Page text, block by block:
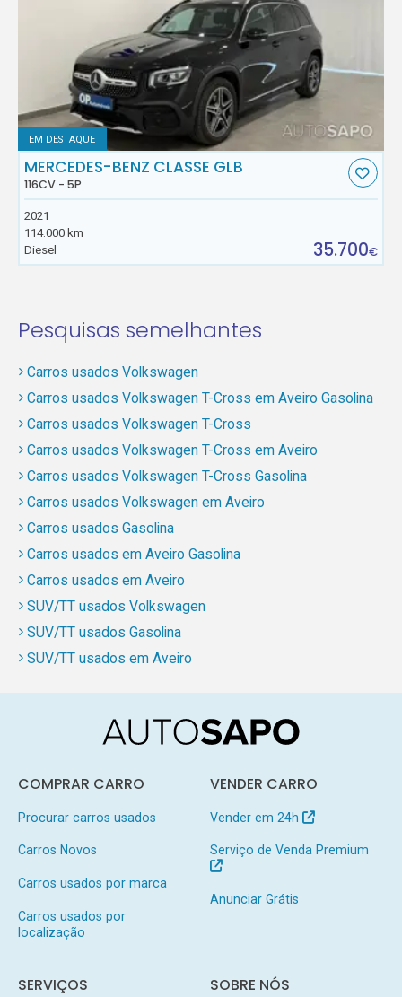
EM DESTAQUE
MERCEDES-BENZ CLASSE GLB
116CV - 5P
2021
114.000 km
Diesel
35.700€
Pesquisas semelhantes
Carros usados Volkswagen
Carros usados Volkswagen T-Cross em Aveiro Gasolina
Carros usados Volkswagen T-Cross
Carros usados Volkswagen T-Cross em Aveiro
Carros usados Volkswagen T-Cross Gasolina
Carros usados Volkswagen em Aveiro
Carros usados Gasolina
Carros usados em Aveiro Gasolina
Carros usados em Aveiro
SUV/TT usados Volkswagen
SUV/TT usados Gasolina
SUV/TT usados em Aveiro
COMPRAR CARRO
Procurar carros usados
Carros Novos
Carros usados por marca
Carros usados por
localização
VENDER CARRO
Vender em 24h
Serviço de Venda Premium
Anunciar Grátis
SERVIÇOS SOBRE NÓS